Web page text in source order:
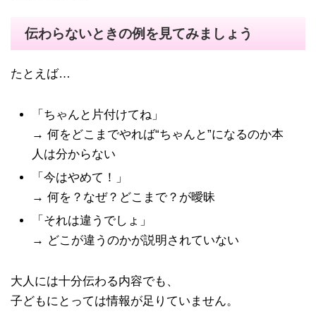
伝わらないときの例を見てみましょう
たとえば…
「ちゃんと片付けてね」
→ 何をどこまでやれば“ちゃんと”になるのか本
人は分からない
「今はやめて！」
→ 何を？なぜ？どこまで？が曖昧
「それは違うでしょ」
→ どこが違うのかが説明されていない
大人には十分伝わる内容でも、
子どもにとっては情報が足りていません。